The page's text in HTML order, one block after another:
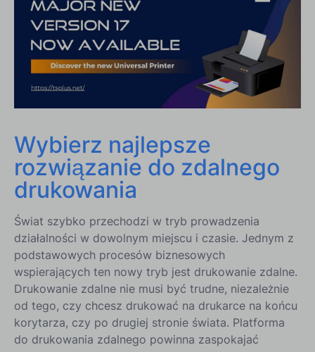
Drukuj zdalnie za pomocą drukarki
bezprzewodowej
Drukuj zdalnie za pomocą udostępnionej drukarki
Drukuj zdalnie za pomocą Google Cloud Print
Drukuj zdalnie za pomocą VPN
Wybierz najlepsze
rozwiązanie do zdalnego
drukowania
Świat szybko przechodzi w tryb prowadzenia
działalności w dowolnym miejscu i czasie. Jednym z
podstawowych procesów biznesowych
wspierających ten nowy tryb jest drukowanie zdalne.
Drukowanie zdalne nie musi być trudne, niezależnie
od tego, czy chcesz drukować na drukarce na końcu
korytarza, czy po drugiej stronie świata. Platforma
do drukowania zdalnego powinna zaspokajać